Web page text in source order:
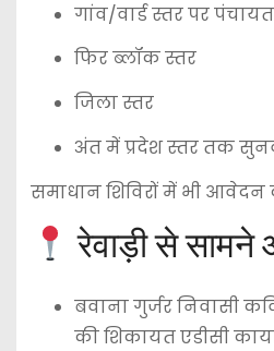
गांव/वार्ड स्तर पर
फिर ब्लॉक स्तर
जिला स्तर
अंत में प्रदेश स्तर तक
समाधान शिविरों में भी आवेदन
रेवाड़ी से सामने
बवाना गुर्जर निवासी
की शिकायत एडीसी